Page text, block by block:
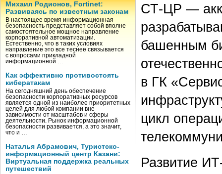
Михаил Родионов, Fortinet:
Развиваясь по известным законам
В настоящее время информационная
безопасность представляет собой вполне
самостоятельное мощное направление
корпоративной автоматизации.
Естественно, что в таких условиях
направление это все теснее связывается
с вопросами прикладной
информационной …
Как эффективно противостоять
кибератакам
На сегодняшний день обеспечение
безопасности корпоративных ресурсов
является одной из наиболее приоритетных
целей для любой компании вне
зависимости от масштабов и сферы
деятельности. Рынок информационной
безопасности развивается, а это значит,
что и …
Наталья Абрамович, Туристско-
информационный центр Казани:
Виртуальная поддержка реальных
путешествий
СТ-ЦР —
башенным
в ГК
цикл
Развитие